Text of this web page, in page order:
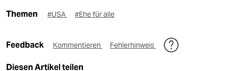
Themen #USA #Ehe für alle
Feedback Kommentieren Fehlerhinweis
Diesen Artikel teilen